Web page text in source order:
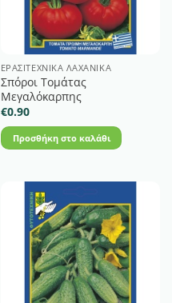
ΕΡΑΣΙΤΕΧΝΙΚΆ ΛΑΧΑΝΙΚΆ
Σπόροι Τομάτας
Μεγαλόκαρπης
€0.90
Προσθήκη στο καλάθι